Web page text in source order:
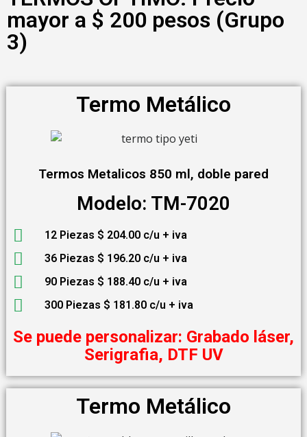
mayor a $ 200 pesos (Grupo
3)
Termo Metálico
Termos Metalicos 850 ml, doble pared
Modelo: TM-7020
12 Piezas $ 204.00 c/u + iva
36 Piezas $ 196.20 c/u + iva
90 Piezas $ 188.40 c/u + iva
300 Piezas $ 181.80 c/u + iva
Se puede personalizar: Grabado láser,
Serigrafia, DTF UV
Termo Metálico